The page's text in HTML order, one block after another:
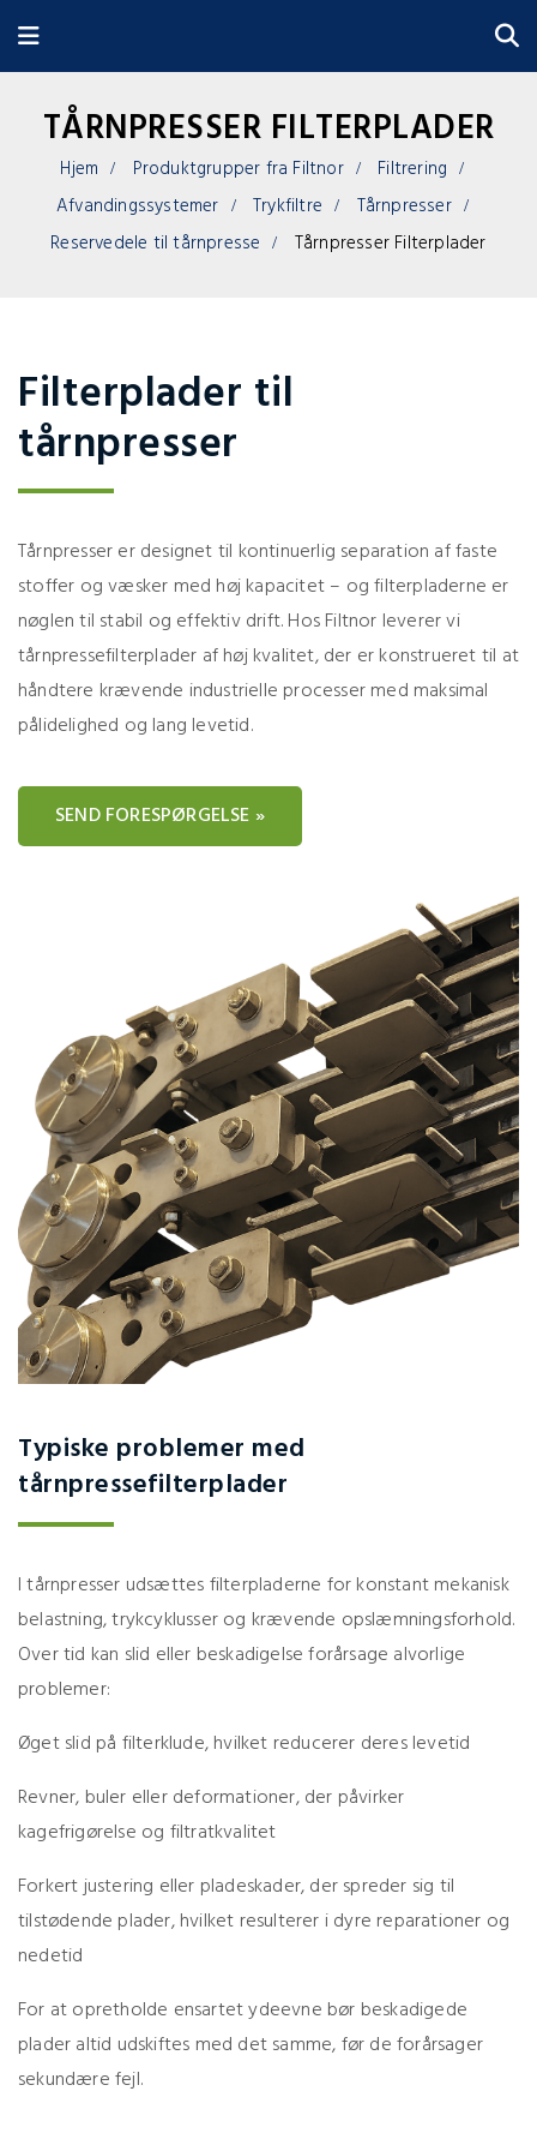
TÅRNPRESSER FILTERPLADER
Hjem Produktgrupper fra Filtnor
Filtrering
Afvandingssystemer
Trykfiltre
Tårnpresser
Reservedele til tårnpresse
Tårnpresser Filterplader
Filterplader til
tårnpresser
Tårnpresser er designet til kontinuerlig separation af faste
stoffer og væsker med høj kapacitet – og filterpladerne er
nøglen til stabil og effektiv drift. Hos Filtnor leverer vi
tårnpressefilterplader af høj kvalitet, der er konstrueret til at
håndtere krævende industrielle processer med maksimal
pålidelighed og lang levetid.
SEND FORESPØRGELSE »
Typiske problemer med
tårnpressefilterplader
I tårnpresser udsættes filterpladerne for konstant mekanisk
belastning, trykcyklusser og krævende opslæmningsforhold.
Over tid kan slid eller beskadigelse forårsage alvorlige
problemer:
Øget slid på filterklude, hvilket reducerer deres levetid
Revner, buler eller deformationer, der påvirker
kagefrigørelse og filtratkvalitet
Forkert justering eller pladeskader, der spreder sig til
tilstødende plader, hvilket resulterer i dyre reparationer og
nedetid
For at opretholde ensartet ydeevne bør beskadigede
plader altid udskiftes med det samme, før de forårsager
sekundære fejl.